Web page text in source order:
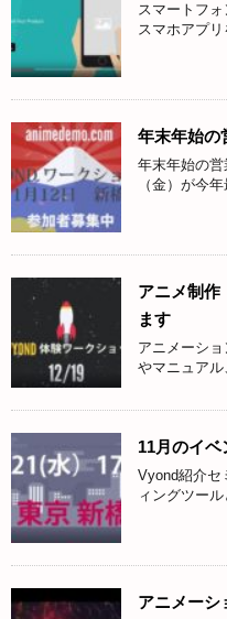
スマートフ
スマホアプ
年末年始の
年末年始の
（金）が今
アニメ制
ます
アニメーシ
やマニュア
11月のイ
Vyond紹介セ
ィングツー
アニメーシ